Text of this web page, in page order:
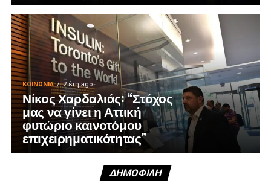
ΚΟΙΝΩΝΊΑ 2 έτη ago
Νίκος Χαρδαλιάς: “Στόχος
μας να γίνει η Αττική
φυτώριο καινοτόμου
επιχειρηματικότητας”
ΔΗΜΟΦΙΛΉ